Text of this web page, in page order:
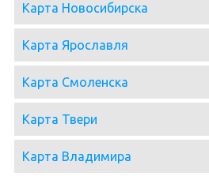
Карта Новосибирска
Карта Ярославля
Карта Смоленска
Карта Твери
Карта Владимира